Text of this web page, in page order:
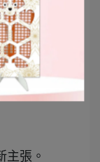
除蟲，
跳蚤、
主張。